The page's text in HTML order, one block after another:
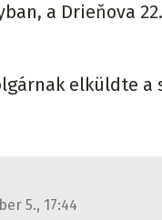
a Drieňova
elküldte a
5., 17:44